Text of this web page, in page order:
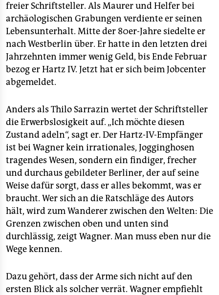
freier Schriftsteller. Als Maurer und Helfer bei
archäologischen Grabungen verdiente er seinen
Lebensunterhalt. Mitte der 80er-Jahre siedelte er
nach Westberlin über. Er hatte in den letzten drei
Jahrzehnten immer wenig Geld, bis Ende Februar
bezog er Hartz IV. Jetzt hat er sich beim Jobcenter
abgemeldet.
Anders als Thilo Sarrazin wertet der Schriftsteller
die Erwerbslosigkeit auf. „Ich möchte diesen
Zustand adeln“, sagt er. Der Hartz-IV-Empfänger
ist bei Wagner kein irrationales, Jogginghosen
tragendes Wesen, sondern ein findiger, frecher
und durchaus gebildeter Berliner, der auf seine
Weise dafür sorgt, dass er alles bekommt, was er
braucht. Wer sich an die Ratschläge des Autors
hält, wird zum Wanderer zwischen den Welten: Die
Grenzen zwischen oben und unten sind
durchlässig, zeigt Wagner. Man muss eben nur die
Wege kennen.
Dazu gehört, dass der Arme sich nicht auf den
ersten Blick als solcher verrät. Wagner empfiehlt